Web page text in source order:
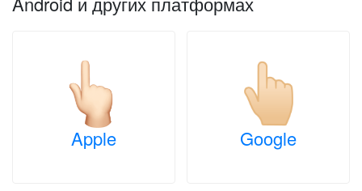
Apple Google